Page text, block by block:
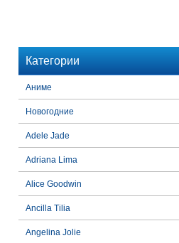
Категории
Аниме
Новогодние
Adele Jade
Adriana Lima
Alice Goodwin
Ancilla Tilia
Angelina Jolie